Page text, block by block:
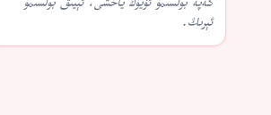
كەپە بولسىمۇ ئۆيۈڭ ياخشى، ئېيىق بولسىمۇ
ئېرىڭ.